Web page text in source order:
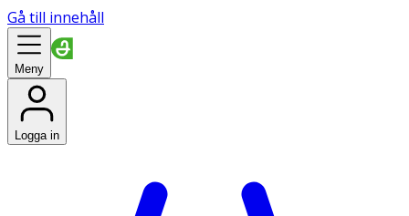
Gå till innehåll
Meny
Logga in